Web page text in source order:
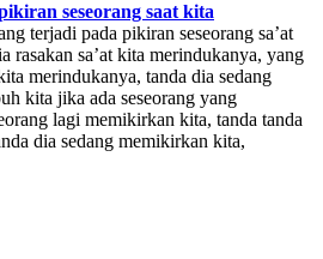
seseorang saat kita
terjadi pada pikiran seseorang sa’at
rasakan sa’at kita merindukanya, yang
merindukanya, tanda dia sedang
kita jika ada seseorang yang
lagi memikirkan kita, tanda tanda
dia sedang memikirkan kita,